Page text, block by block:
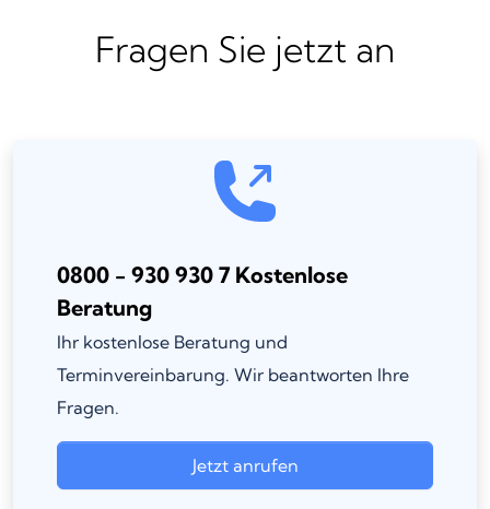
Fragen Sie jetzt an
0800 - 930 930 7 Kostenlose
Beratung
Ihr kostenlose Beratung und
Terminvereinbarung. Wir beantworten Ihre
Fragen.
Jetzt anrufen